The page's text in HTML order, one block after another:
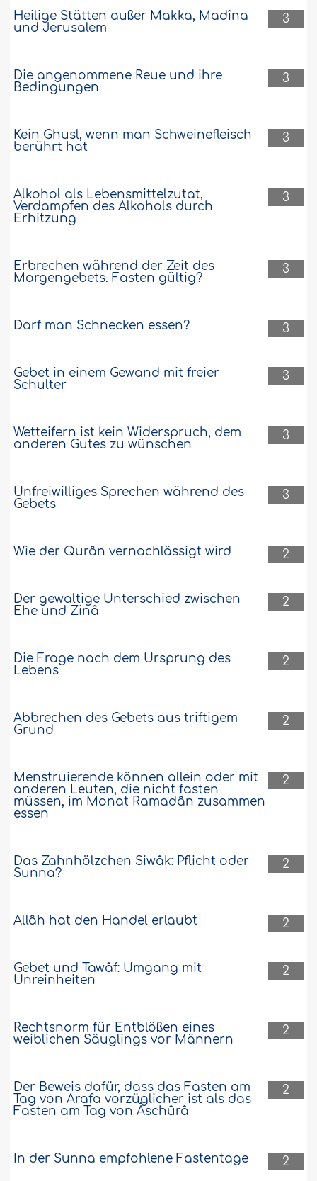
3
Heilige Stätten außer Makka, Madîna
und Jerusalem
3
Die angenommene Reue und ihre
Bedingungen
3
Kein Ghusl, wenn man Schweinefleisch
berührt hat
3
Alkohol als Lebensmittelzutat,
Verdampfen des Alkohols durch
Erhitzung
3
Erbrechen während der Zeit des
Morgengebets. Fasten gültig?
3
Darf man Schnecken essen?
3
Gebet in einem Gewand mit freier
Schulter
3
Wetteifern ist kein Widerspruch, dem
anderen Gutes zu wünschen
3
Unfreiwilliges Sprechen während des
Gebets
2
Wie der Qurân vernachlässigt wird
2
Der gewaltige Unterschied zwischen
Ehe und Zinâ
2
Die Frage nach dem Ursprung des
Lebens
2
Abbrechen des Gebets aus triftigem
Grund
2
Menstruierende können allein oder mit
anderen Leuten, die nicht fasten
müssen, im Monat Ramadân zusammen
essen
2
Das Zahnhölzchen Siwâk: Pflicht oder
Sunna?
2
Allâh hat den Handel erlaubt
2
Gebet und Tawâf: Umgang mit
Unreinheiten
2
Rechtsnorm für Entblößen eines
weiblichen Säuglings vor Männern
2
Der Beweis dafür, dass das Fasten am
Tag von Arafa vorzüglicher ist als das
Fasten am Tag von Âschûrâ
2
In der Sunna empfohlene Fastentage